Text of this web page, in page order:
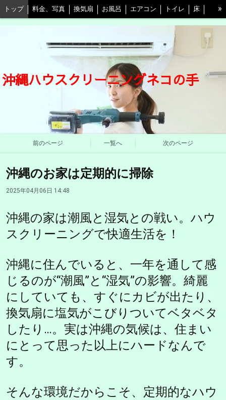
トップ 料金、写真 換気扇 お風呂 エアコン トイレ 床
ベランダ
割引等情報 口コミ 予約 よくある質問と回答
会社概要
プライバシーポリシー
»
沖縄ハウスクリーニングネコの手
前のページ 一覧へ 次のページ
沖縄のお家は定期的に掃除
2025年04月06日 14:48
沖縄の家は潮風と湿気との戦い。ハウ
スクリーニングで快適生活を！
沖縄に住んでいると、一年を通して感
じるのが“潮風”と“湿気”の影響。綺麗
にしていても、すぐにカビが出たり、
換気扇に塩気がこびりついてベタベタ
したり…。実は沖縄の気候は、住まい
にとって思った以上にハードなんで
す。
そんな環境だからこそ、定期的なハウ